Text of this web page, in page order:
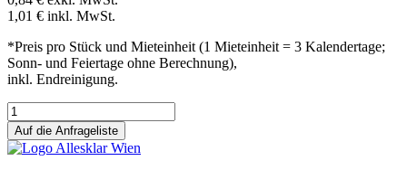
1,01 € inkl. MwSt.
*Preis pro Stück und Mieteinheit (1 Mieteinheit = 3 Kalendertage;
Sonn- und Feiertage ohne Berechnung),
inkl. Endreinigung.
Auf die Anfrageliste